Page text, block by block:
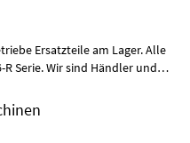
Ersatzteile am Lager. Alle
und